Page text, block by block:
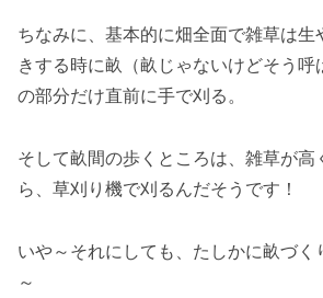
ちなみに、基本的に畑全面で雑草は生
きする時に畝（畝じゃないけどそう呼
の部分だけ直前に手で刈る。
そして畝間の歩くところは、雑草が高
ら、草刈り機で刈るんだそうです！
いや～それにしても、たしかに畝づく
～